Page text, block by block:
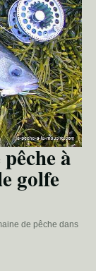
à
golfe
de pêche dans